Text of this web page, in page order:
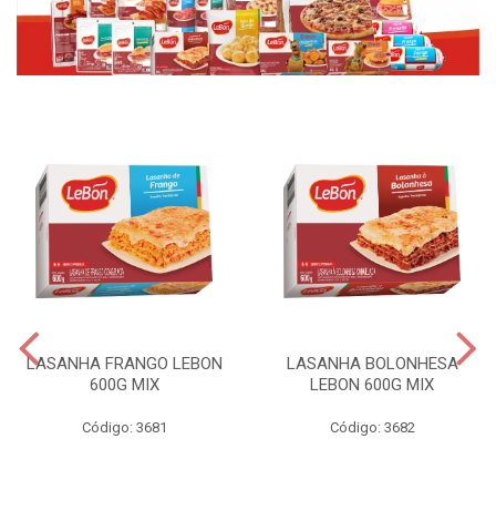
LASANHA FRANGO LEBON
600G MIX
Código: 3681
LASANHA BOLONHESA
LEBON 600G MIX
Código: 3682